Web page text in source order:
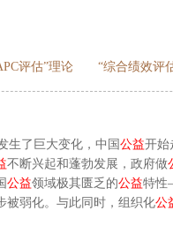
评估”理论 “综合绩效评
生了巨大变化，中国 公益开始
不断兴起和蓬勃发展，政府做
公益领域极其匮乏的公益特性
被弱化。与此同时，组织化公